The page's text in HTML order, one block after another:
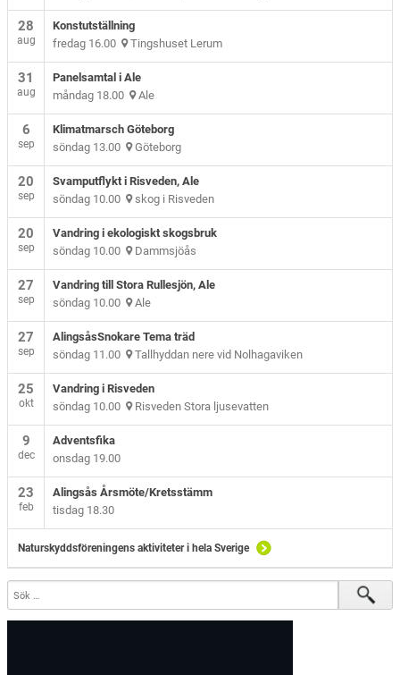
28
aug
Konstutställning
fredag 16.00 Tingshuset Lerum
31
aug
Panelsamtal i Ale
måndag 18.00 Ale
6
sep
Klimatmarsch Göteborg
söndag 13.00 Göteborg
20
sep
Svamputflykt i Risveden, Ale
söndag 10.00 skog i Risveden
20
sep
Vandring i ekologiskt skogsbruk
söndag 10.00 Dammsjöås
27
sep
Vandring till Stora Rullesjön, Ale
söndag 10.00 Ale
27
sep
AlingsåsSnokare Tema träd
söndag 11.00 Tallhyddan nere vid Nolhagaviken
25
okt
Vandring i Risveden
söndag 10.00 Risveden Stora ljusevatten
9
dec
Adventsfika
onsdag 19.00
23
feb
Alingsås Årsmöte/Kretsstämm
tisdag 18.30
Naturskyddsföreningens aktiviteter i hela Sverige